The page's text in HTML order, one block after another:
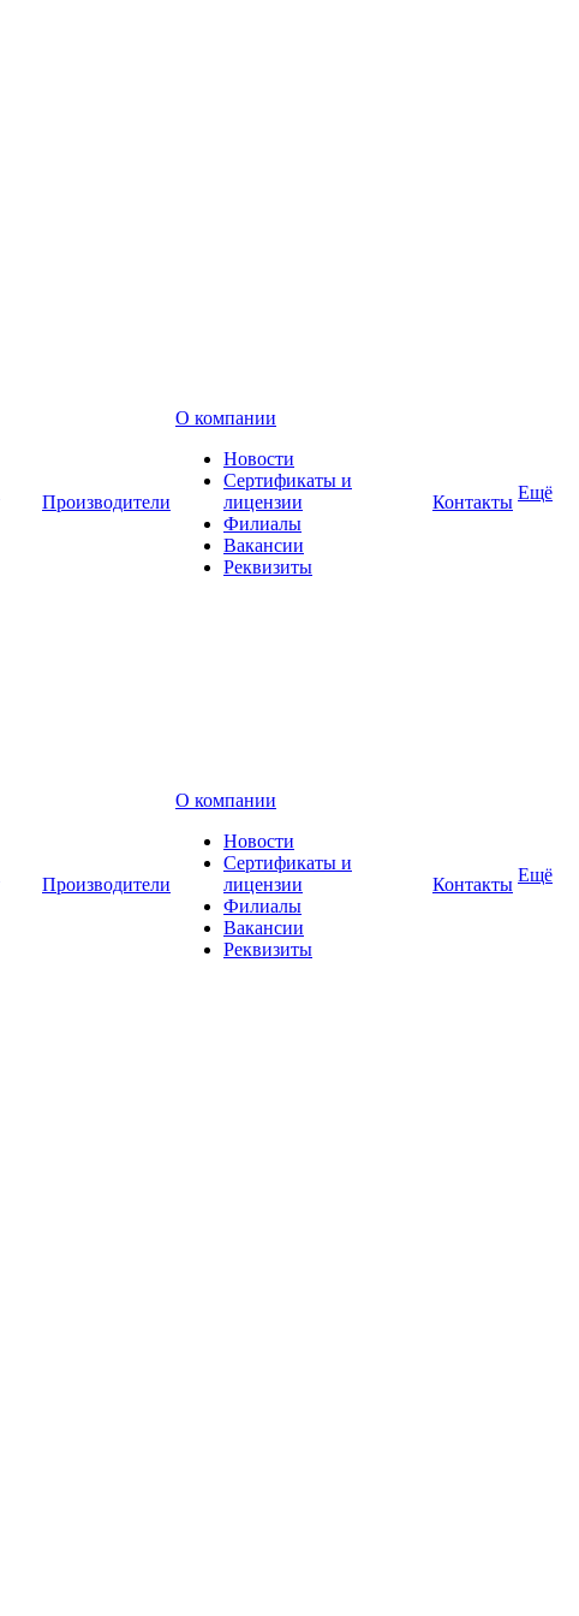
Производители
О компании
Новости
Сертификаты и
лицензии
Филиалы
Вакансии
Реквизиты
Контакты Ещё
Производители
О компании
Новости
Сертификаты и
лицензии
Филиалы
Вакансии
Реквизиты
Контакты Ещё